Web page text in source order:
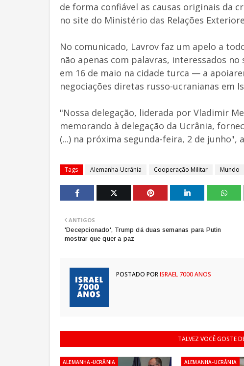
de forma confiável as causas originais da
no site do Ministério das Relações
No comunicado, Lavrov faz um apelo a
não apenas com palavras, interessados
em 16 de maio na cidade turca — a
negociações diretas russo-ucranianas em
"Nossa delegação, liderada por Vladimir
memorando à delegação da Ucrânia,
(...) na próxima segunda-feira, 2 de junho",
Tags Alemanha-Ucrânia Cooperação Militar Mundo
ANTIGOS
'Decepcionado', Trump dá duas semanas para Putin
mostrar que quer a paz
POSTADO PORISRAEL 7000 ANOS
TALVEZ VOCÊ GOSTE
ALEMANHA-UCRÂNIA ALEMANHA-UCRÂNIA